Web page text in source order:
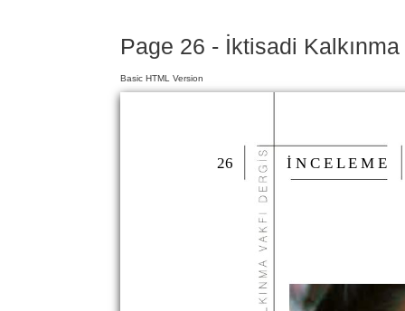
Page 26 - İktisadi
Basic HTML Version
İ N C E L E M E
26